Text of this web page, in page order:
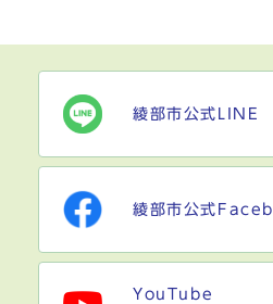
綾部市公式LINE
綾部市公式
YouTube